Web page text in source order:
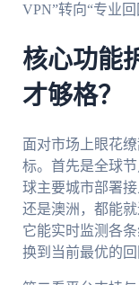
VPN”转向“专业回
核心功能
才够格？
面对市场上眼花
标。首先是全球
球主要城市部署
还是澳洲，都能
它能实时监测各
换到当前最优的